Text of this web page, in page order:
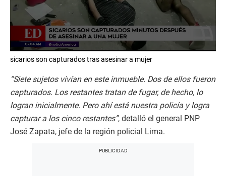
s
c
n
d
s
o
3
sicarios son capturados tras asesinar a mujer
“Siete sujetos vivían en este inmueble. Dos de ellos fueron
capturados. Los restantes tratan de fugar, de hecho, lo
logran inicialmente. Pero ahí está nuestra policía y logra
capturar a los cinco restantes”, detalló el general PNP
José Zapata, jefe de la región policial Lima.